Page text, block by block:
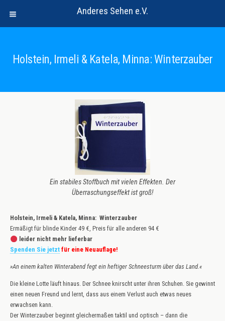
Anderes Sehen e.V.
Holstein, Irmeli & Katela, Minna: Winterzauber
Ein stabiles Stoffbuch mit vielen Effekten. Der
Überraschungseffekt ist groß!
Holstein, Irmeli & Katela, Minna: Winterzauber
Ermäßigt für blinde Kinder 49 €, Preis für alle anderen 94 €
leider nicht mehr lieferbar
Spenden Sie jetzt für eine Neuauflage!
»An einem kalten Winterabend fegt ein heftiger Schneesturm über das Land.«
Die kleine Lotte läuft hinaus. Der Schnee knirscht unter ihren Schuhen. Sie gewinnt
einen neuen Freund und lernt, dass aus einem Verlust auch etwas neues
erwachsen kann.
Der Winterzauber beginnt gleichermaßen taktil und optisch – dann die